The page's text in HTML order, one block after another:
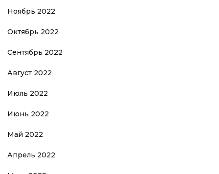
Ноябрь 2022
Октябрь 2022
Сентябрь 2022
Август 2022
Июль 2022
Июнь 2022
Май 2022
Апрель 2022